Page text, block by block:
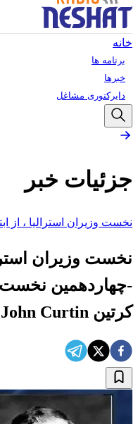
خانه
برنامه ها
خبرها
دایرکتوری مشاغل
جزئیات خبر
نخست‌ وزیران استرالیا ، از
نخست‌ وزیران
-چهاردهمین نخست
کرتین John Curtin